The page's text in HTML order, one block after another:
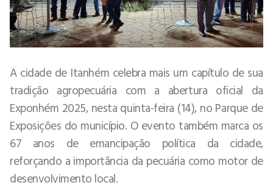
A cidade de Itanhém celebra mais um capítulo de sua
tradição agropecuária com a abertura oficial da
Exponhém 2025, nesta quinta-feira (14), no Parque de
Exposições do município. O evento também marca os
67 anos de emancipação política da cidade,
reforçando a importância da pecuária como motor de
desenvolvimento local.